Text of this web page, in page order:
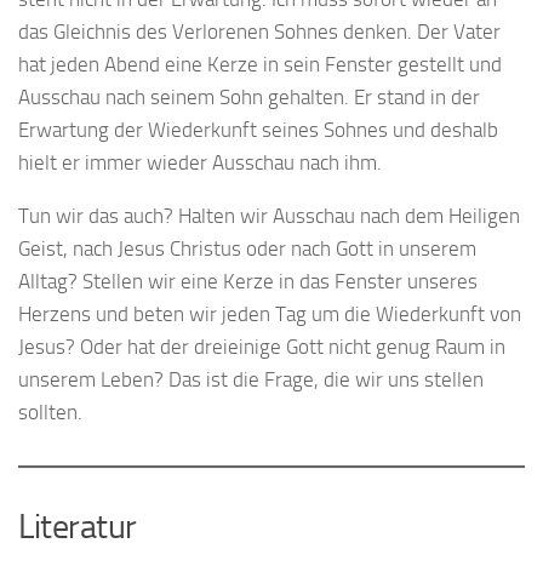
das Gleichnis des Verlorenen Sohnes denken. Der Vater
hat jeden Abend eine Kerze in sein Fenster gestellt und
Ausschau nach seinem Sohn gehalten. Er stand in der
Erwartung der Wiederkunft seines Sohnes und deshalb
hielt er immer wieder Ausschau nach ihm.
Tun wir das auch? Halten wir Ausschau nach dem Heiligen
Geist, nach Jesus Christus oder nach Gott in unserem
Alltag? Stellen wir eine Kerze in das Fenster unseres
Herzens und beten wir jeden Tag um die Wiederkunft von
Jesus? Oder hat der dreieinige Gott nicht genug Raum in
unserem Leben? Das ist die Frage, die wir uns stellen
sollten.
Literatur